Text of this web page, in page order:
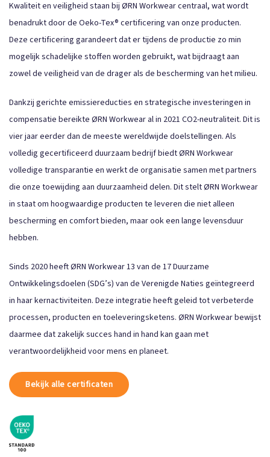
Kwaliteit en veiligheid staan bij ØRN Workwear centraal, wat wordt
benadrukt door de Oeko-Tex® certificering van onze producten.
Deze certificering garandeert dat er tijdens de productie zo min
mogelijk schadelijke stoffen worden gebruikt, wat bijdraagt aan
zowel de veiligheid van de drager als de bescherming van het milieu.
Dankzij gerichte emissiereducties en strategische investeringen in
compensatie bereikte ØRN Workwear al in 2021 CO2-neutraliteit. Dit is
vier jaar eerder dan de meeste wereldwijde doelstellingen. Als
volledig gecertificeerd duurzaam bedrijf biedt ØRN Workwear
volledige transparantie en werkt de organisatie samen met partners
die onze toewijding aan duurzaamheid delen. Dit stelt ØRN Workwear
in staat om hoogwaardige producten te leveren die niet alleen
bescherming en comfort bieden, maar ook een lange levensduur
hebben.
Sinds 2020 heeft ØRN Workwear 13 van de 17 Duurzame
Ontwikkelingsdoelen (SDG’s) van de Verenigde Naties geïntegreerd
in haar kernactiviteiten. Deze integratie heeft geleid tot verbeterde
processen, producten en toeleveringsketens. ØRN Workwear bewijst
daarmee dat zakelijk succes hand in hand kan gaan met
verantwoordelijkheid voor mens en planeet.
Bekijk alle certificaten